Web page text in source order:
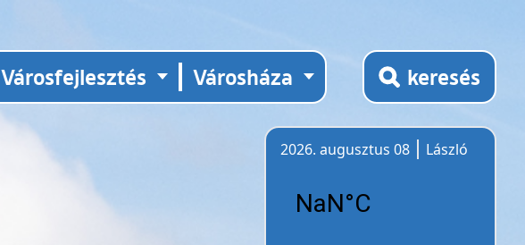
Városfejlesztés Városháza keresés
2026. augusztus 08
László